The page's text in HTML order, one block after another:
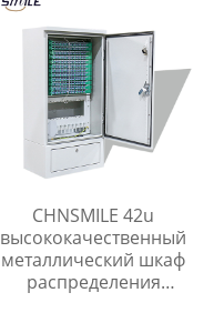
CHNSMILE 42u
высококачественный
металлический шкаф
распределения